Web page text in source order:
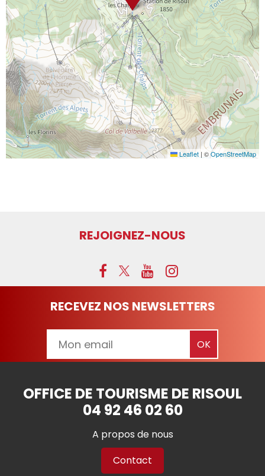
Leaflet | ©OpenStreetMap
REJOIGNEZ-NOUS
RECEVEZ NOS NEWSLETTERS
OFFICE DE TOURISME DE RISOUL
04 92 46 02 60
A propos de nous
Contact